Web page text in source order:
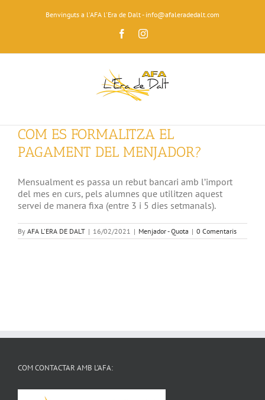
Benvinguts a l'AFA l'Era de Dalt - info@afaleradedalt.com
FacebookInstagram
COM ES FORMALITZA EL
PAGAMENT DEL MENJADOR?
Mensualment es passa un rebut bancari amb l’import
del mes en curs, pels alumnes que utilitzen aquest
servei de manera fixa (entre 3 i 5 dies setmanals).
By AFA L'ERA DE DALT | 16/02/2021 | Menjador - Quota | 0 Comentaris
COM CONTACTAR AMB L’AFA: